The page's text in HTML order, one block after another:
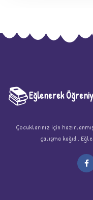
📚Eğlenerek
Çocuklarınız için
çalışma kağıdı.